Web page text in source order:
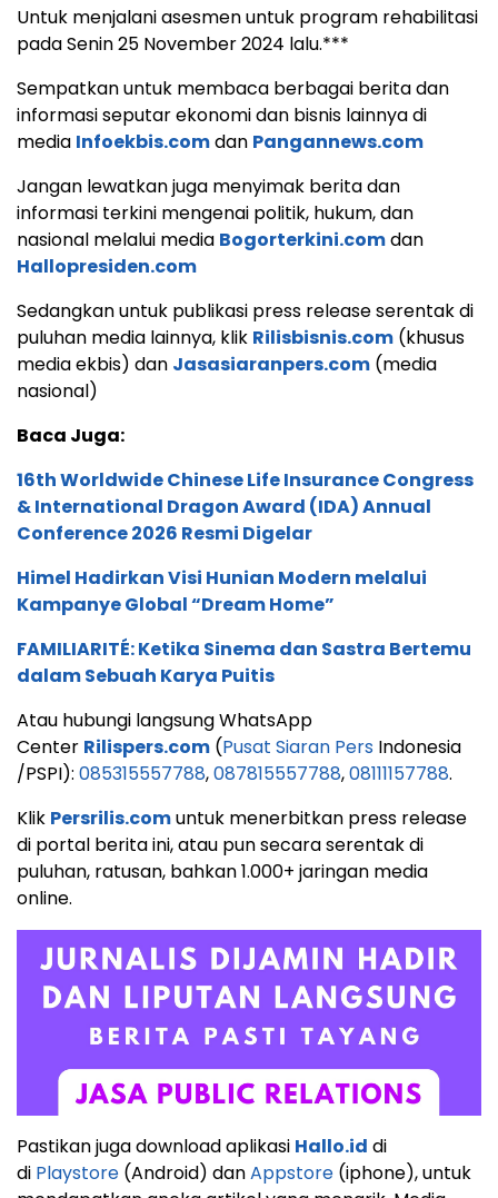
Untuk menjalani asesmen untuk program rehabilitasi
pada Senin 25 November 2024 lalu.***
Sempatkan untuk membaca berbagai berita dan
informasi seputar ekonomi dan bisnis lainnya di
media Infoekbis.comdan Pangannews.com
Jangan lewatkan juga menyimak berita dan
informasi terkini mengenai politik, hukum, dan
nasional melalui media Bogorterkini.comdan
Hallopresiden.com
Sedangkan untuk publikasi press release serentak di
puluhan media lainnya, klik Rilisbisnis.com (khusus
media ekbis) dan Jasasiaranpers.com (media
nasional)
Baca Juga:
16th Worldwide Chinese Life Insurance Congress
& International Dragon Award (IDA) Annual
Conference 2026 Resmi Digelar
Himel Hadirkan Visi Hunian Modern melalui
Kampanye Global “Dream Home”
FAMILIARITÉ: Ketika Sinema dan Sastra Bertemu
dalam Sebuah Karya Puitis
Atau hubungi langsung WhatsApp
Center Rilispers.com (Pusat Siaran Pers Indonesia
/PSPI): 085315557788,087815557788,08111157788.
Klik Persrilis.comuntuk menerbitkan press release
di portal berita ini, atau pun secara serentak di
puluhan, ratusan, bahkan 1.000+ jaringan media
online.
Pastikan juga download aplikasi Hallo.id di
di Playstore (Android) danAppstore (iphone), untuk